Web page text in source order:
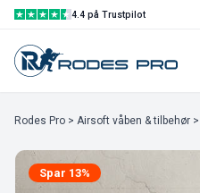
4.4 på Trustpilot
Rodes Pro > Airsoft våben & tilbehør >
Spar 13%